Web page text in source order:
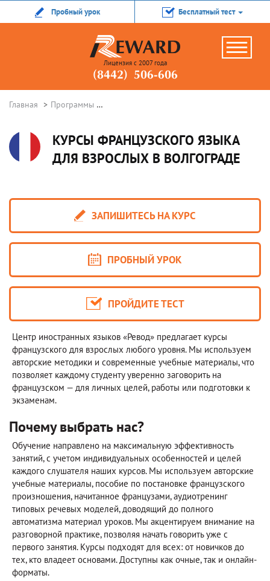
Пробный урок Бесплатный тест
Лицензия с 2007 года
(8442) 506-606
Главная Программы
КУРСЫ ФРАНЦУЗСКОГО ЯЗЫКА
ДЛЯ ВЗРОСЛЫХ В ВОЛГОГРАДЕ
ЗАПИШИТЕСЬ НА КУРС
ПРОБНЫЙ УРОК
ПРОЙДИТЕ ТЕСТ
Центр иностранных языков «Ревод» предлагает курсы
французского для взрослых любого уровня. Мы используем
авторские методики и современные учебные материалы, что
позволяет каждому студенту уверенно заговорить на
французском — для личных целей, работы или подготовки к
экзаменам.
Почему выбрать нас?
Обучение направлено на максимальную эффективность
занятий, с учетом индивидуальных особенностей и целей
каждого слушателя наших курсов. Мы используем авторские
учебные материалы, пособие по постановке французского
произношения, начитанное французами, аудиотренинг
типовых речевых моделей, доводящий до полного
автоматизма материал уроков. Мы акцентируем внимание на
разговорной практике, позволяя начать говорить уже с
первого занятия. Курсы подходят для всех: от новичков до
тех, кто владеет основами. Доступны как очные, так и онлайн-
форматы.